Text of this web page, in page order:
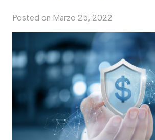
Posted on Marzo 25, 2022